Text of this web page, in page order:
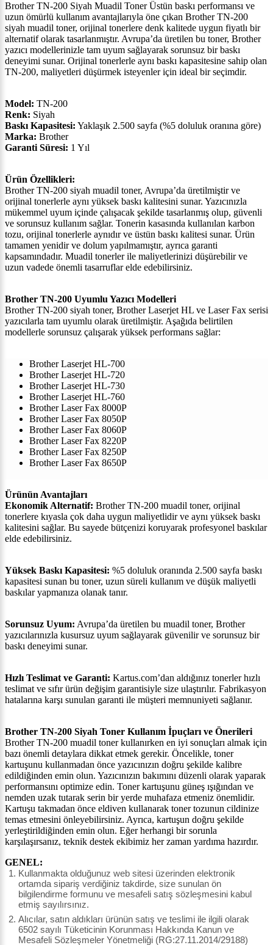
Brother TN-200 Siyah Muadil Toner Üstün baskı performansı ve
uzun ömürlü kullanım avantajlarıyla öne çıkan Brother TN-200
siyah muadil toner, orijinal tonerlere denk kalitede uygun fiyatlı bir
alternatif olarak tasarlanmıştır. Avrupa’da üretilen bu toner, Brother
yazıcı modellerinizle tam uyum sağlayarak sorunsuz bir baskı
deneyimi sunar. Orijinal tonerlerle aynı baskı kapasitesine sahip olan
TN-200, maliyetleri düşürmek isteyenler için ideal bir seçimdir.
Model: TN-200
Renk: Siyah
Baskı Kapasitesi: Yaklaşık 2.500 sayfa (%5 doluluk oranına göre)
Marka: Brother
Garanti Süresi: 1 Yıl
Ürün Özellikleri:
Brother TN-200 siyah muadil toner, Avrupa’da üretilmiştir ve
orijinal tonerlerle aynı yüksek baskı kalitesini sunar. Yazıcınızla
mükemmel uyum içinde çalışacak şekilde tasarlanmış olup, güvenli
ve sorunsuz kullanım sağlar. Tonerin kasasında kullanılan karbon
tozu, orijinal tonerlerle aynıdır ve üstün baskı kalitesi sunar. Ürün
tamamen yenidir ve dolum yapılmamıştır, ayrıca garanti
kapsamındadır. Muadil tonerler ile maliyetlerinizi düşürebilir ve
uzun vadede önemli tasarruflar elde edebilirsiniz.
Brother TN-200 Uyumlu Yazıcı Modelleri
Brother TN-200 siyah toner, Brother Laserjet HL ve Laser Fax serisi
yazıcılarla tam uyumlu olarak üretilmiştir. Aşağıda belirtilen
modellerle sorunsuz çalışarak yüksek performans sağlar:
Brother Laserjet HL-700
Brother Laserjet HL-720
Brother Laserjet HL-730
Brother Laserjet HL-760
Brother Laser Fax 8000P
Brother Laser Fax 8050P
Brother Laser Fax 8060P
Brother Laser Fax 8220P
Brother Laser Fax 8250P
Brother Laser Fax 8650P
Ürünün Avantajları
Ekonomik Alternatif: Brother TN-200 muadil toner, orijinal
tonerlere kıyasla çok daha uygun maliyetlidir ve aynı yüksek baskı
kalitesini sağlar. Bu sayede bütçenizi koruyarak profesyonel baskılar
elde edebilirsiniz.
Yüksek Baskı Kapasitesi: %5 doluluk oranında 2.500 sayfa baskı
kapasitesi sunan bu toner, uzun süreli kullanım ve düşük maliyetli
baskılar yapmanıza olanak tanır.
Sorunsuz Uyum: Avrupa’da üretilen bu muadil toner, Brother
yazıcılarınızla kusursuz uyum sağlayarak güvenilir ve sorunsuz bir
baskı deneyimi sunar.
Hızlı Teslimat ve Garanti: Kartus.com’dan aldığınız tonerler hızlı
teslimat ve sıfır ürün değişim garantisiyle size ulaştırılır. Fabrikasyon
hatalarına karşı sunulan garanti ile müşteri memnuniyeti sağlanır.
Brother TN-200 Siyah Toner Kullanım İpuçları ve Önerileri
Brother TN-200 muadil toner kullanırken en iyi sonuçları almak için
bazı önemli detaylara dikkat etmek gerekir. Öncelikle, toner
kartuşunu kullanmadan önce yazıcınızın doğru şekilde kalibre
edildiğinden emin olun. Yazıcınızın bakımını düzenli olarak yaparak
performansını optimize edin. Toner kartuşunu güneş ışığından ve
nemden uzak tutarak serin bir yerde muhafaza etmeniz önemlidir.
Kartuşu takmadan önce eldiven kullanarak toner tozunun cildinize
temas etmesini önleyebilirsiniz. Ayrıca, kartuşun doğru şekilde
yerleştirildiğinden emin olun. Eğer herhangi bir sorunla
karşılaşırsanız, teknik destek ekibimiz her zaman yardıma hazırdır.
GENEL:
Kullanmakta olduğunuz web sitesi üzerinden elektronik
ortamda sipariş verdiğiniz takdirde, size sunulan ön
bilgilendirme formunu ve mesafeli satış sözleşmesini kabul
etmiş sayılırsınız.
Alıcılar, satın aldıkları ürünün satış ve teslimi ile ilgili olarak
6502 sayılı Tüketicinin Korunması Hakkında Kanun ve
Mesafeli Sözleşmeler Yönetmeliği (RG:27.11.2014/29188)